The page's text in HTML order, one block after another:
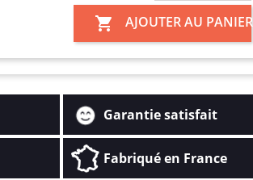
 AJOUTER AU PANIER
Garantie satisfait
Fabriqué en France